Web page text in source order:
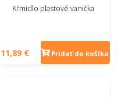
Kŕmidlo plastové vanička
11,89 € Pridať do košíka